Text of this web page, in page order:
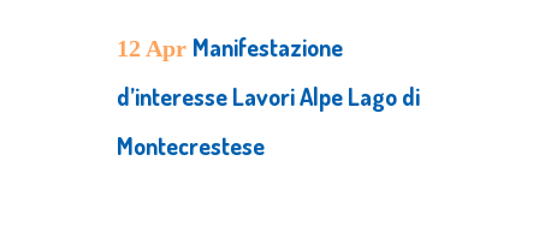
12 Apr Manifestazione
d’interesse Lavori Alpe Lago di
Montecrestese